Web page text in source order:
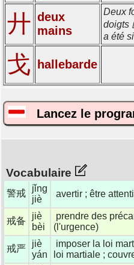
廾 deux
mains
Deux
doigts
a été
戈 hallebarde
Lancez le
Vocabulaire
警戒
jǐng
jiè
avertir ; être
戒备
jiè
bèi
prendre des
(l'urgence)
戒严
jiè
yán
imposer la loi
loi martiale ;